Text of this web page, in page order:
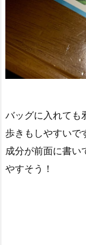
バッグに入れても
歩きもしやすい
成分が前面に書い
やすそう！